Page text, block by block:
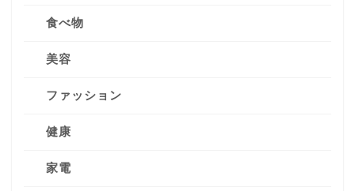
食べ物
美容
ファッション
健康
家電